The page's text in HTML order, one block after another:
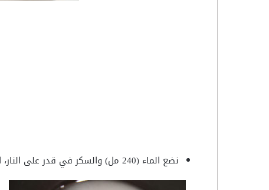
نضع الماء (240 مل) والسكر في قدر على النار، الى أن يذوب السكر ويبدأ في الغليان.